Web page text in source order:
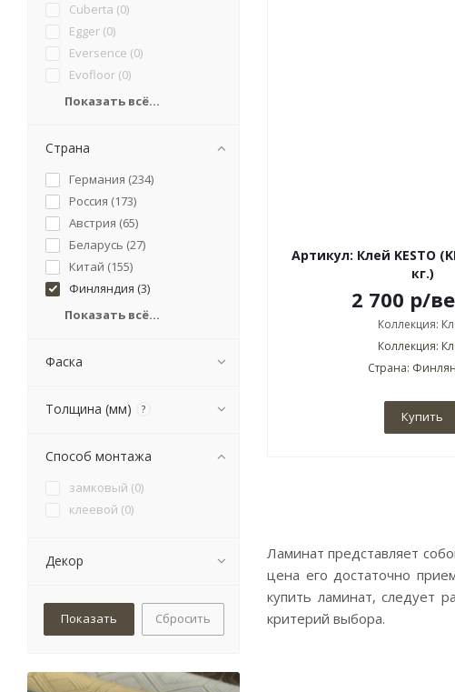
Артикул: Клей KESTO
кг.)
2 700 р/
Коллекция:
Коллекция:
Страна:
Купить
Ламинат представляет
цена его достаточно
купить ламинат, следует
критерий выбора.
Cuberta (0)
Egger (0)
Eversence (0)
Evofloor (0)
Показать всё...
Страна
Германия (234)
Россия (173)
Австрия (65)
Беларусь (27)
Китай (155)
Финляндия (3)
Показать всё...
Фаска
Толщина (мм) ?
Способ монтажа
замковый (0)
клеевой (0)
Декор
Сбросить